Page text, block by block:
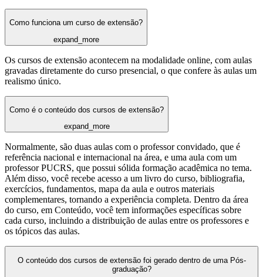
Como funciona um curso de extensão?
expand_more
Os cursos de extensão acontecem na modalidade online, com aulas
gravadas diretamente do curso presencial, o que confere às aulas um
realismo único.
Como é o conteúdo dos cursos de extensão?
expand_more
Normalmente, são duas aulas com o professor convidado, que é
referência nacional e internacional na área, e uma aula com um
professor PUCRS, que possui sólida formação acadêmica no tema.
Além disso, você recebe acesso a um livro do curso, bibliografia,
exercícios, fundamentos, mapa da aula e outros materiais
complementares, tornando a experiência completa. Dentro da área
do curso, em Conteúdo, você tem informações específicas sobre
cada curso, incluindo a distribuição de aulas entre os professores e
os tópicos das aulas.
O conteúdo dos cursos de extensão foi gerado dentro de uma Pós-
graduação?